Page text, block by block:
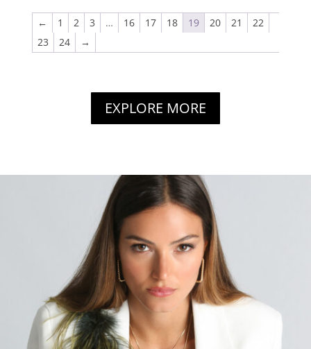
← 1 2 3 … 16 17 18 19 20 21
22
23
24 →
EXPLORE MORE